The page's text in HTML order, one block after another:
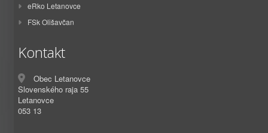
eRko Letanovce
FSk Olišavčan
Kontakt
Obec Letanovce
Slovenského raja 55
Letanovce
053 13